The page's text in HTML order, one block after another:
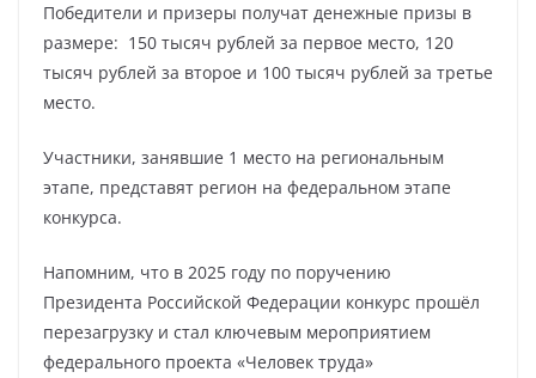
Победители и призеры получат денежные призы в
размере: 150 тысяч рублей за первое место, 120
тысяч рублей за второе и 100 тысяч рублей за третье
место.
Участники, занявшие 1 место на региональным
этапе, представят регион на федеральном этапе
конкурса.
Напомним, что в 2025 году по поручению
Президента Российской Федерации конкурс прошёл
перезагрузку и стал ключевым мероприятием
федерального проекта «Человек труда»